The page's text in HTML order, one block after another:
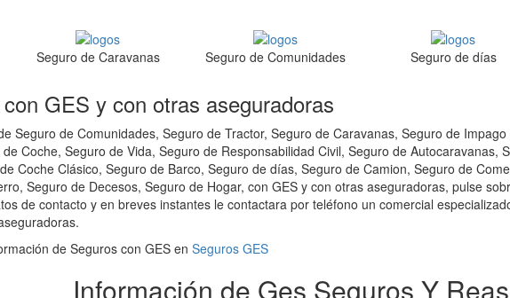
Seguro de Caravanas Seguro de Comunidades Seguro de días
GES y con otras aseguradoras
Seguro de Comunidades, Seguro de Tractor, Seguro de Caravanas, Seguro de Impago
Coche, Seguro de Vida, Seguro de Responsabilidad Civil, Seguro de Autocaravanas,
Coche Clásico, Seguro de Barco, Seguro de días, Seguro de Camion, Seguro de
Seguro de Decesos, Seguro de Hogar, con GES y con otras aseguradoras, pulse
de contacto y en breves instantes le contactara por teléfono un comercial
de Seguros con GES en Seguros GES
Información de Ges Seguros Y